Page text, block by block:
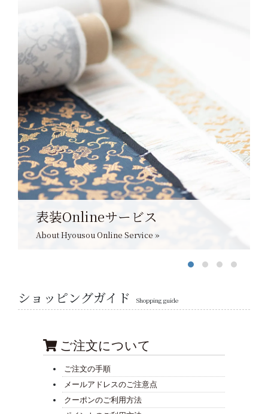
表装Onlineサービス
About Hyousou Online Service »
ショッピングガイド Shopping guide
ご注文について
ご注文の手順
メールアドレスのご注意点
クーポンのご利用方法